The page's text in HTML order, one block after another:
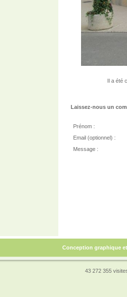
Il a été
Laissez-nous un
Prénom :
Email (optionnel) :
Message :
Conception graphique
43 272 355